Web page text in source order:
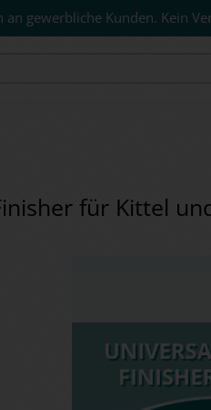
gewerbliche Kunden. Kein
für Kittel